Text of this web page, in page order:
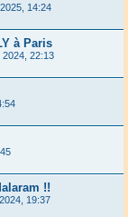
14:24
à Paris
2024, 22:13
!!
19:37